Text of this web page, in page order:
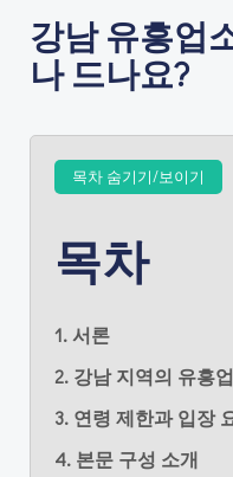
강남 유흥업
나 드나요?
목차 숨기기/보이기
목차
1. 서론
2. 강남 지역의 유흥
3. 연령 제한과 입장
4. 본문 구성 소개